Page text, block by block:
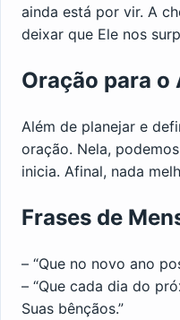
ainda está por vir. A
deixar que Ele nos
Oração para o
Além de planejar e
oração. Nela,
inicia. Afinal, nada
Frases de
– “Que no novo ano
– “Que cada dia do
Suas bênçãos.”